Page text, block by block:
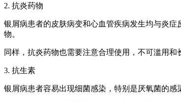
2. 抗炎药物
银屑病患者的皮肤病变和心血管疾病发生均与炎
物。
同样，抗炎药物也需要注意合理使用，不可滥用
3. 抗生素
银屑病患者容易出现细菌感染，特别是厌氧菌的